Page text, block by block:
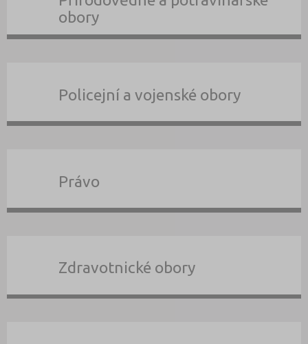
obory
Policejní a vojenské obory
Právo
Zdravotnické obory